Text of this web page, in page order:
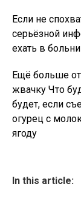
Если не
серьёзной
ехать в
Ещё больше
жвачку Что
будет, если
огурец с
ягоду
In this article: